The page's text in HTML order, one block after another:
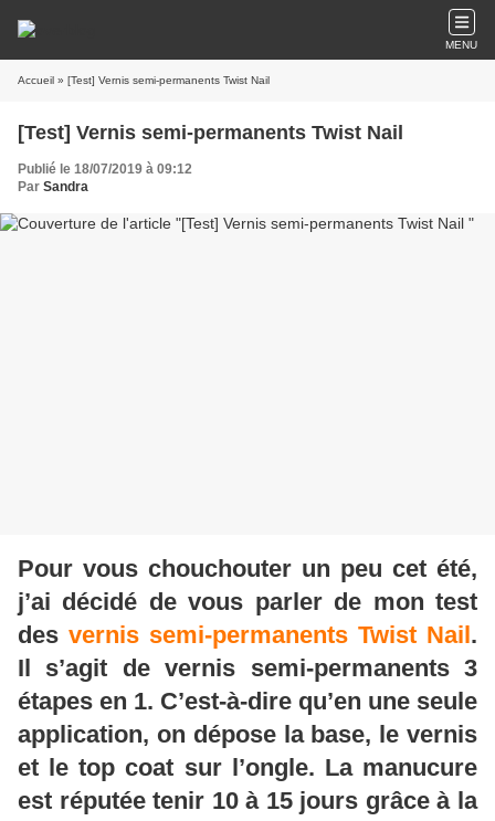
MENU
Accueil » [Test] Vernis semi-permanents Twist Nail
[Test] Vernis semi-permanents Twist Nail
Publié le 18/07/2019 à 09:12
Par Sandra
Pour vous chouchouter un peu cet été,
j’ai décidé de vous parler de mon test
des vernis semi-permanents Twist Nail.
Il s’agit de vernis semi-permanents 3
étapes en 1. C’est-à-dire qu’en une seule
application, on dépose la base, le vernis
et le top coat sur l’ongle. La manucure
est réputée tenir 10 à 15 jours grâce à la